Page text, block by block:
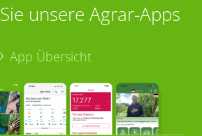
unsere Agrar-Apps
App Übersicht